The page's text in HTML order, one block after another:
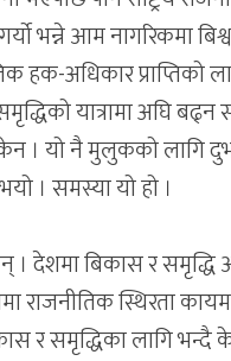
भन्ने आम नागरिकमा
अधिकार प्राप्तिको
यात्रामा अघि बढ्न
नै मुलुकको लागि
। समस्या यो हो ।
। देशमा बिकास र
राजनीतिक स्थिरता
र समृद्धिका लागि